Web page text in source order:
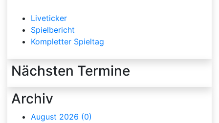
Liveticker
Spielbericht
Kompletter Spieltag
Nächsten Termine
Archiv
August 2026 (0)